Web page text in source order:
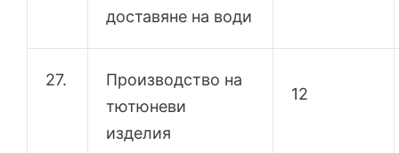
доставяне на води
27.
Производство на
тютюневи
изделия
12